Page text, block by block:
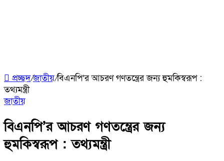
প্রচ্ছদ/জাতীয়/বিএনপি’র আচরণ গণতন্ত্রের জন্য হুমকিস্বরূপ :
তথ্যমন্ত্রী
জাতীয়
বিএনপি’র আচরণ গণতন্ত্রের জন্য
হুমকিস্বরূপ : তথ্যমন্ত্রী